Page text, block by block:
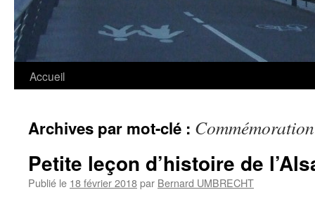
Accueil
Archives par mot-clé : Commémoration
Petite leçon d’histoire de
Publié le 18 février 2018par Bernard UMBRECHT